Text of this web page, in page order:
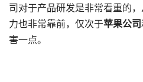
司对于产品研发是非常看重的
力也非常靠前，仅次于苹果公司
害一点。